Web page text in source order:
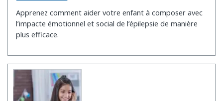
Apprenez comment aider votre enfant à composer avec
l’impacte émotionnel et social de l’épilepsie de manière
plus efficace.